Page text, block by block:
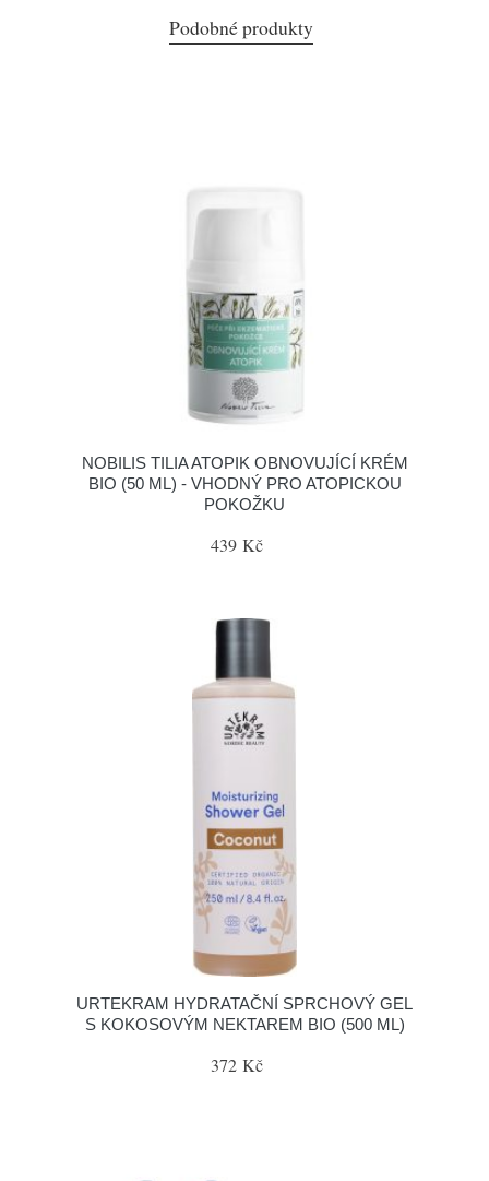
Podobné produkty
NOBILIS TILIA ATOPIK OBNOVUJÍCÍ KRÉM
BIO (50 ML) - VHODNÝ PRO ATOPICKOU
POKOŽKU
439 Kč
URTEKRAM HYDRATAČNÍ SPRCHOVÝ GEL
S KOKOSOVÝM NEKTAREM BIO (500 ML)
372 Kč